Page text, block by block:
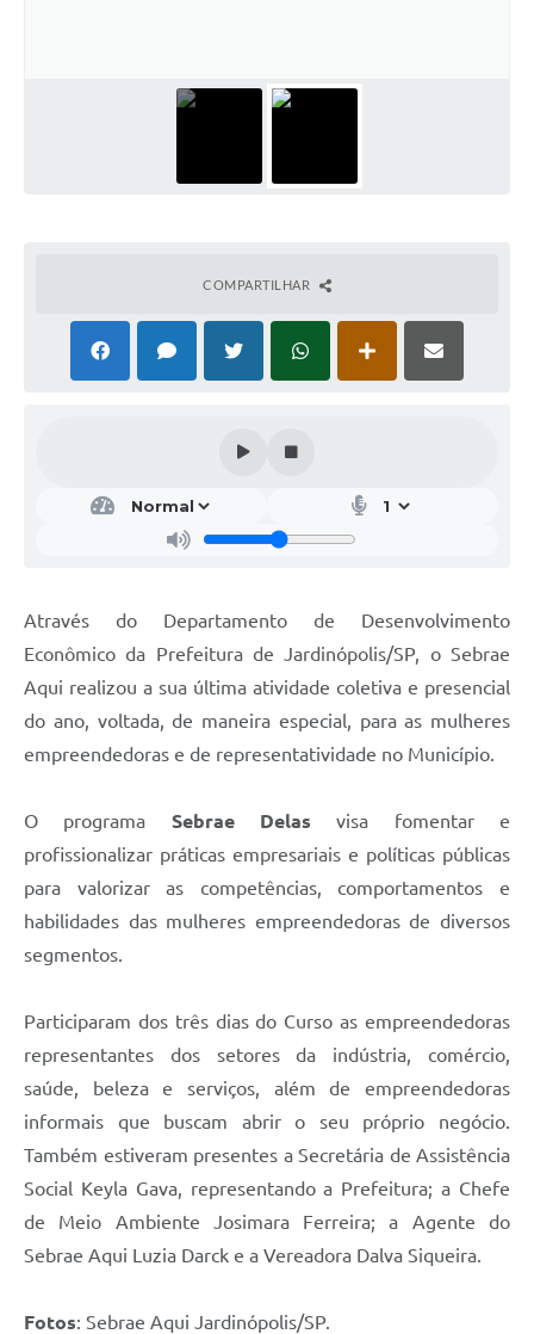
COMPARTILHAR
Através do Departamento de Desenvolvimento
Econômico da Prefeitura de Jardinópolis/SP, o Sebrae
Aqui realizou a sua última atividade coletiva e presencial
do ano, voltada, de maneira especial, para as mulheres
empreendedoras e de representatividade no Município.
O programa Sebrae Delas visa fomentar e
profissionalizar práticas empresariais e políticas públicas
para valorizar as competências, comportamentos e
habilidades das mulheres empreendedoras de diversos
segmentos.
Participaram dos três dias do Curso as empreendedoras
representantes dos setores da indústria, comércio,
saúde, beleza e serviços, além de empreendedoras
informais que buscam abrir o seu próprio negócio.
Também estiveram presentes a Secretária de Assistência
Social Keyla Gava, representando a Prefeitura; a Chefe
de Meio Ambiente Josimara Ferreira; a Agente do
Sebrae Aqui Luzia Darck e a Vereadora Dalva Siqueira.
Fotos: Sebrae Aqui Jardinópolis/SP.